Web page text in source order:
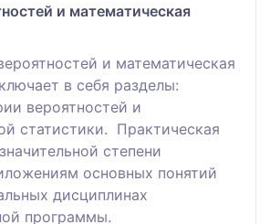
и математическая
и математическая
в себя разделы:
вероятностей и
статистики. Практическая
степени
основных понятий
дисциплинах
программы.